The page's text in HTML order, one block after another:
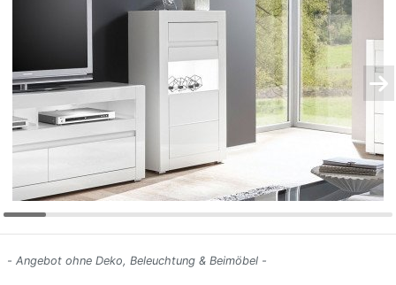
- Angebot ohne Deko, Beleuchtung & Beimöbel -
Möbel-
Konfigurator
0%
Finanzierung
Markenwelt
Letz-
Deals